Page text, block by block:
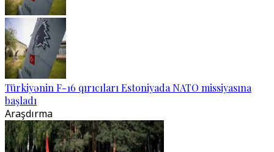
Türkiyənin F-16 qırıcıları Estoniyada NATO missiyasına
başladı
Araşdırma